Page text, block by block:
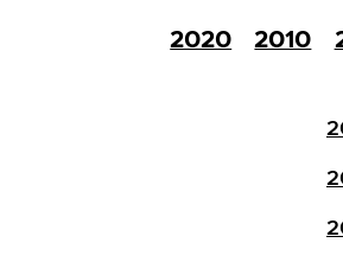
2020 2010